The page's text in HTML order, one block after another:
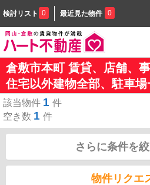
検討リスト 0 最近見た物件 0
倉敷市本町 賃貸、店舗、
住宅以外建物全部、駐車場
該当物件 1 件
空き数 1 件
さらに条件を
物件リクエ